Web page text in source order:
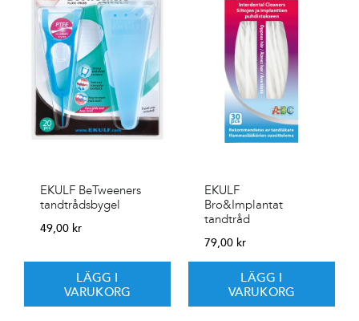
EKULF BeTweeners
tandtrådsbygel
49,00 kr
LÄGG I
VARUKORG
EKULF
Bro&Implantat
tandtråd
79,00 kr
LÄGG I
VARUKORG